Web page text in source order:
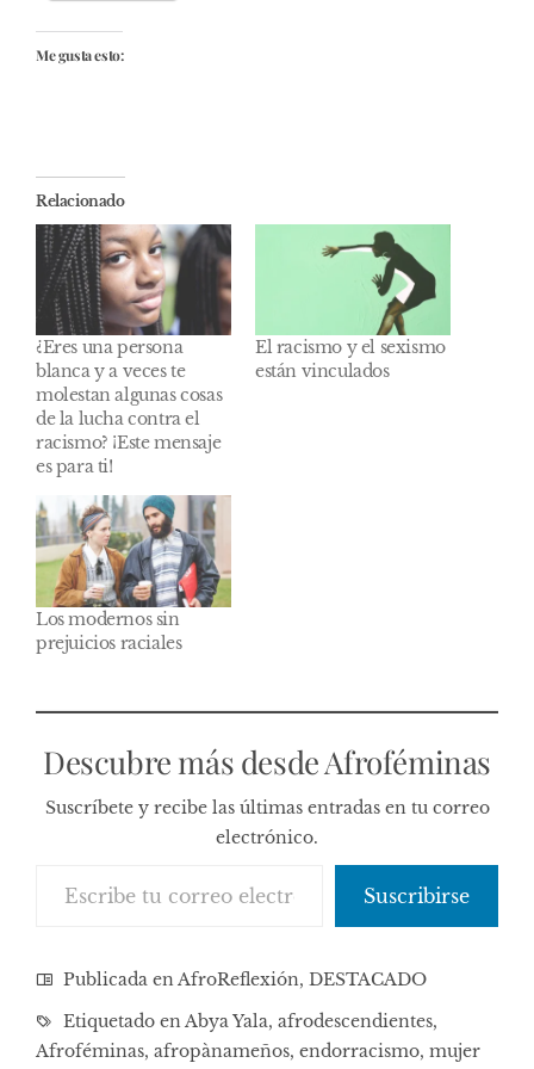
Me gusta esto:
Relacionado
¿Eres una persona
blanca y a veces te
molestan algunas cosas
de la lucha contra el
racismo? ¡Este mensaje
es para ti!
El racismo y el sexismo
están vinculados
Los modernos sin
prejuicios raciales
Descubre más desde Afroféminas
Suscríbete y recibe las últimas entradas en tu correo
electrónico.
Suscribirse
Publicada enAfroReflexión, DESTACADO
Etiquetado enAbya Yala, afrodescendientes,
Afroféminas, afropànameños, endorracismo, mujer